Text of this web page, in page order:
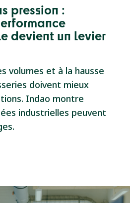
pression :
devient un levier
volumes et à la hausse
doivent mieux
Indao montre
industrielles peuvent